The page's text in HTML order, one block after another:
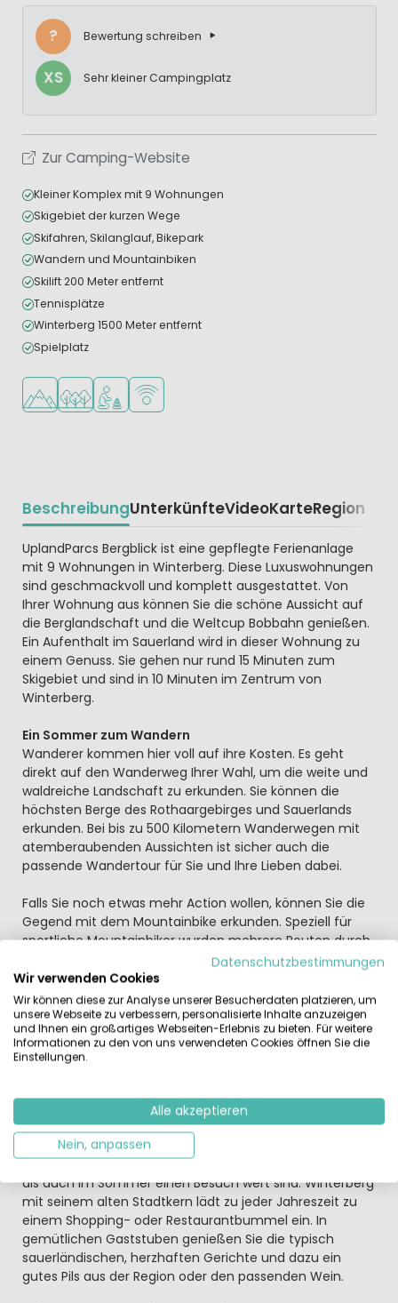
? Bewertung schreiben
XS Sehr kleiner Campingplatz
Zur Camping-Website
Kleiner Komplex mit 9 Wohnungen
Skigebiet der kurzen Wege
Skifahren, Skilanglauf, Bikepark
Wandern und Mountainbiken
Skilift 200 Meter entfernt
Tennisplätze
Winterberg 1500 Meter entfernt
Spielplatz
In den Bergen/Hügeln
In waldreicher Umgebung
Empfohlen für kleine Kinder
WLAN verfügbar
BeschreibungUnterkünfteVideoKarteRegion
Beschrijving
UplandParcs Bergblick ist eine gepflegte Ferienanlage
mit 9 Wohnungen in Winterberg. Diese Luxuswohnungen
sind geschmackvoll und komplett ausgestattet. Von
Ihrer Wohnung aus können Sie die schöne Aussicht auf
die Berglandschaft und die Weltcup Bobbahn genießen.
Ein Aufenthalt im Sauerland wird in dieser Wohnung zu
einem Genuss. Sie gehen nur rund 15 Minuten zum
Skigebiet und sind in 10 Minuten im Zentrum von
Winterberg.
Ein Sommer zum Wandern
Wanderer kommen hier voll auf ihre Kosten. Es geht
direkt auf den Wanderweg Ihrer Wahl, um die weite und
waldreiche Landschaft zu erkunden. Sie können die
höchsten Berge des Rothaargebirges und Sauerlands
erkunden. Bei bis zu 500 Kilometern Wanderwegen mit
atemberaubenden Aussichten ist sicher auch die
passende Wandertour für Sie und Ihre Lieben dabei.
Falls Sie noch etwas mehr Action wollen, können Sie die
Gegend mit dem Mountainbike erkunden. Speziell für
sportliche Mountainbiker wurden mehrere Routen durch
das Sauerland ausgewiesen. “Adrenalinjunkies und echte
Downhiller” werden den Bikepark Winterberg besuchen.
Dieser MTB-Park befindet sich ganz in der Nähe Ihres
Ferienhauses. Ein großer Spaß ist es auch, mit der
Familie die Sommerrodelbahn zu besuchen, gemeinsam
ins Tal zu sausen oder die Aussicht hoch oben auf der
Außerdem machen Sie hier Urlaub inmitten anderer
hübscher und charmanter Dörfer, die sowohl im Winter
als auch im Sommer einen Besuch wert sind. Winterberg
mit seinem alten Stadtkern lädt zu jeder Jahreszeit zu
einem Shopping- oder Restaurantbummel ein. In
gemütlichen Gaststuben genießen Sie die typisch
sauerländischen, herzhaften Gerichte und dazu ein
gutes Pils aus der Region oder den passenden Wein.
Datenschutzbestimmungen
Wir verwenden Cookies
Wir können diese zur Analyse unserer Besucherdaten platzieren, um
unsere Webseite zu verbessern, personalisierte Inhalte anzuzeigen
und Ihnen ein großartiges Webseiten-Erlebnis zu bieten. Für weitere
Informationen zu den von uns verwendeten Cookies öffnen Sie die
Einstellungen.
Alle akzeptieren
Nein, anpassen